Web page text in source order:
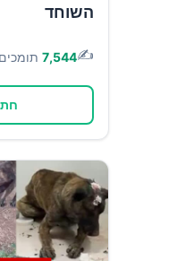
השוחד
✍️
7,544 תומכים